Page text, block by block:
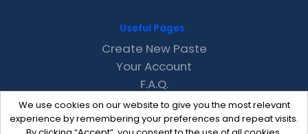
We use cookies on our website to give you the most relevant
experience by remembering your preferences and repeat visits.
Useful Pages
Create New Paste
Your Account
F.A.Q.
Recent
Contact